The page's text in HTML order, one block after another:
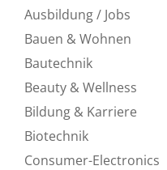
Ausbildung / Jobs
Bauen & Wohnen
Bautechnik
Beauty & Wellness
Bildung & Karriere
Biotechnik
Consumer-Electronics